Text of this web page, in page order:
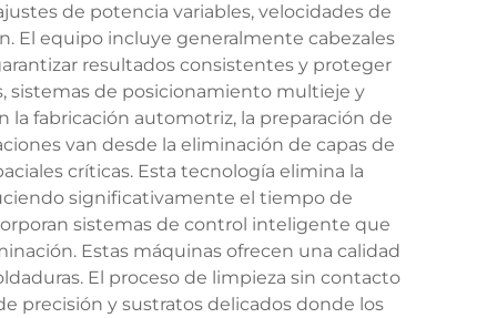
de potencia variables, velocidades de
El equipo incluye generalmente cabezales
resultados consistentes y proteger
sistemas de posicionamiento multieje y
la fabricación automotriz, la preparación de
van desde la eliminación de capas de
críticas. Esta tecnología elimina la
significativamente el tiempo de
sistemas de control inteligente que
Estas máquinas ofrecen una calidad
El proceso de limpieza sin contacto
precisión y sustratos delicados donde los